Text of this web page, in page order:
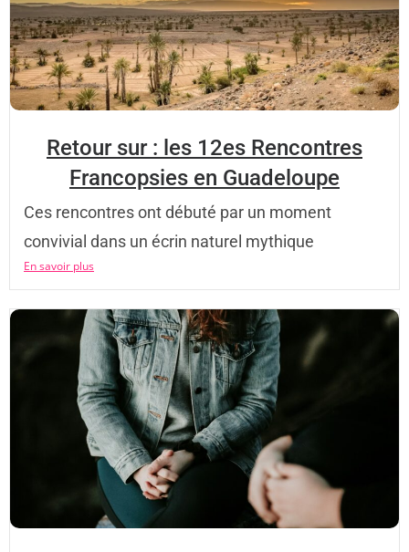
Retour sur : les 12es Rencontres
Francopsies en Guadeloupe
Ces rencontres ont débuté par un moment
convivial dans un écrin naturel mythique
En savoir plus